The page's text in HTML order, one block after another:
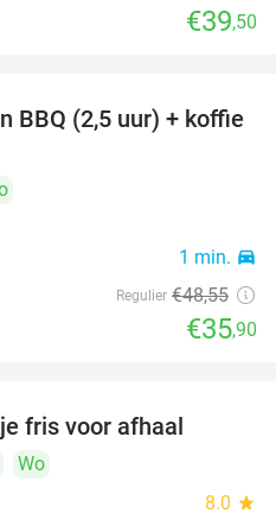
€39,50
26%
BBQ (2,5 uur) + koffie
1 min. directions_car
Regulier €48,55
€35,90
fris voor afhaal
Wo
8.0 star